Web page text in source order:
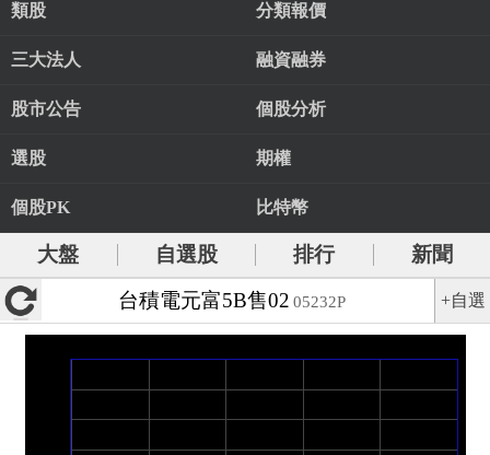
類股 分類報價
三大法人 融資融券
股市公告 個股分析
選股 期權
個股PK 比特幣
大盤 自選股 排行
新聞
台積電元富5B售02 05232P +自選